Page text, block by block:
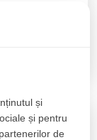
J
și
și pentru
de